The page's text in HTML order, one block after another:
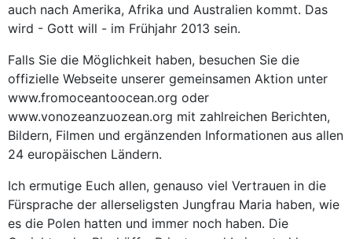
auch nach Amerika, Afrika und Australien kommt. Das
wird - Gott will - im Frühjahr 2013 sein.
Falls Sie die Möglichkeit haben, besuchen Sie die
offizielle Webseite unserer gemeinsamen Aktion unter
www.fromoceantoocean.org oder
www.vonozeanzuozean.org mit zahlreichen Berichten,
Bildern, Filmen und ergänzenden Informationen aus allen
24 europäischen Ländern.
Ich ermutige Euch allen, genauso viel Vertrauen in die
Fürsprache der allerseligsten Jungfrau Maria haben, wie
es die Polen hatten und immer noch haben. Die